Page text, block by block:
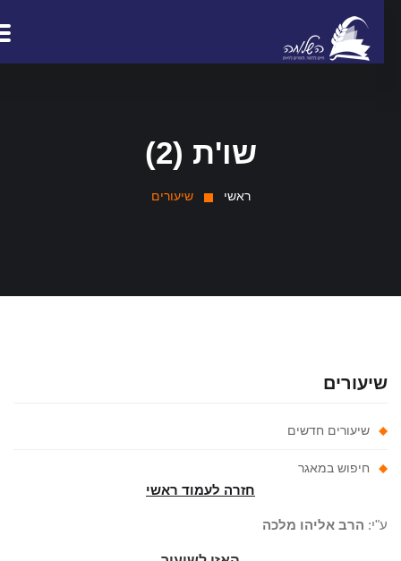
שו'ת (2)
ראשי שיעורים
שיעורים חדשים
חיפוש במאגר
חזרה לעמוד ראשי
הרב אליהו מלכה